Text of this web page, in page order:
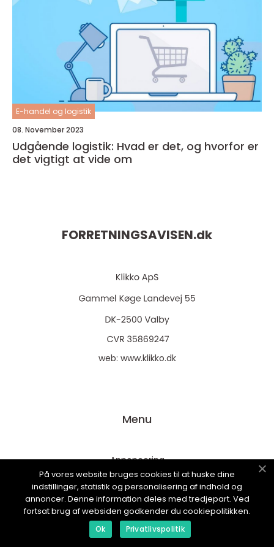
E-handel og logistik
08. November 2023
Udgående logistik: Hvad er det, og hvorfor er
det vigtigt at vide om
FORRETNINGSAVISEN.dk
web: www.klikko.dk
Menu
Annoncering
Om os
Cookies
Kontakt os
Sitemap
På vores website bruges cookies til at huske dine
indstillinger, statistik og personalisering af indhold og
annoncer. Denne information deles med tredjepart. Ved
fortsat brug af websiden godkender du cookiepolitikken.
Ok Privatlivspolitik